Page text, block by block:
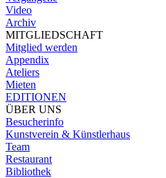
Video
Archiv
MITGLIEDSCHAFT
Mitglied werden
Appendix
Ateliers
Mieten
EDITIONEN
ÜBER UNS
Besucherinfo
Kunstverein & Künstlerhaus
Team
Restaurant
Bibliothek